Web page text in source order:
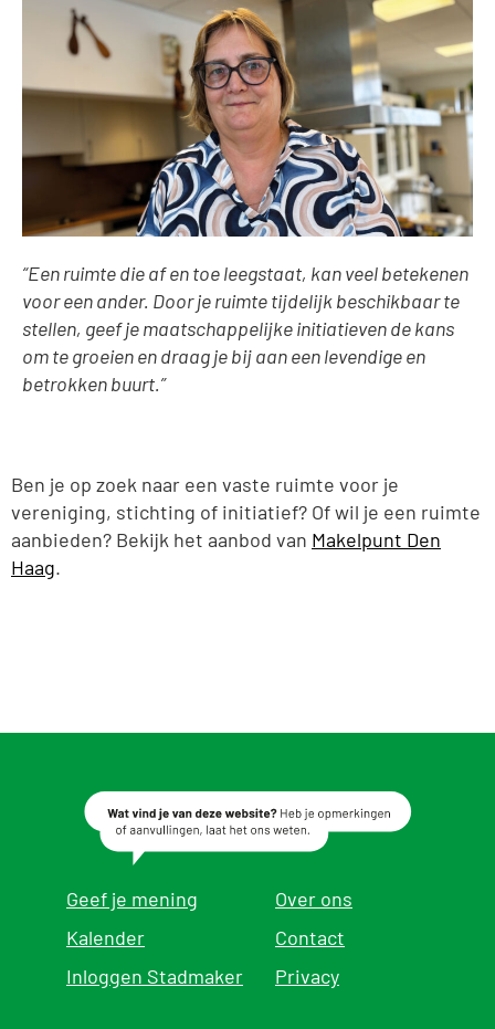
“Een ruimte die af en toe leegstaat, kan veel betekenen
voor een ander. Door je ruimte tijdelijk beschikbaar te
stellen, geef je maatschappelijke initiatieven de kans
om te groeien en draag je bij aan een levendige en
betrokken buurt.”
Ben je op zoek naar een vaste ruimte voor je
vereniging, stichting of initiatief? Of wil je een ruimte
aanbieden? Bekijk het aanbod van Makelpunt Den
Haag.
Geef je mening
Kalender
Inloggen Stadmaker
Over ons
Contact
Privacy